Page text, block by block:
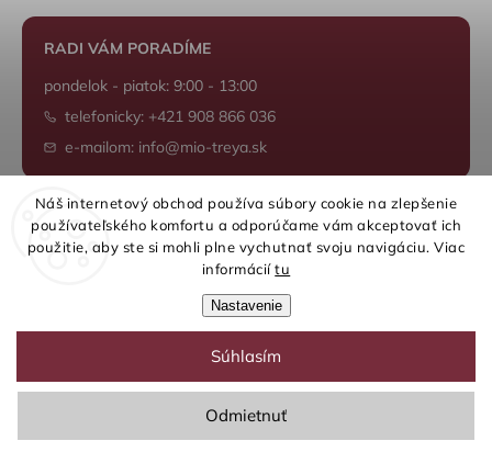
Náš internetový obchod používa súbory cookie na zlepšenie
používateľského komfortu a odporúčame vám akceptovať ich
použitie, aby ste si mohli plne vychutnať svoju navigáciu. Viac
informáciítu
Nastavenie
Odmietnuť
Súhlasím
RADI VÁM PORADÍME
pondelok - piatok: 9:00 - 13:00
telefonicky: +421 908 866 036
e-mailom: info@mio-treya.sk
Shoptet.sk
Copyright 2026mio-treya.sk. Všetky práva vyhradené.
Upraviť nastavenie cookies
Grafický návrh vytvořil a nakódoval